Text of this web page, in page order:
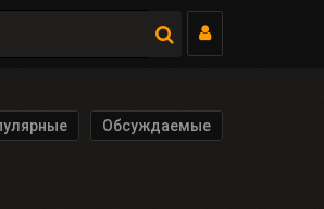
Обсуждаемые